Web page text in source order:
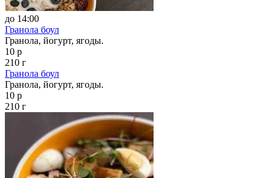
до 14:00
Гранола боул
Гранола, йогурт, ягоды.
10 р
210 г
Гранола боул
Гранола, йогурт, ягоды.
10 р
210 г